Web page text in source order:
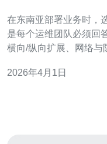
在东南亚部署业务时，
是每个运维团队必须回
横向/纵向扩展、网络与
实际可执行的决策。 首先明确几种常见实例类型：VPS/云
2026年4月1日